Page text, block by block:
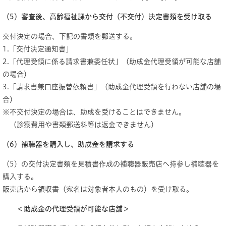
（5）審査後、高齢福祉課から交付（不交付）決定書類を受け取る
交付決定の場合、下記の書類を郵送する。
1.「交付決定通知書」
2.「代理受領に係る請求書兼委任状」（助成金代理受領が可能な店舗
の場合）
3.「請求書兼口座振替依頼書」（助成金代理受領を行わない店舗の場
合）
※不交付決定の場合は、助成を受けることはできません。
（診察費用や書類郵送料等は返金できません）
（6）補聴器を購入し、助成金を請求する
（5）の交付決定書類を見積書作成の補聴器販売店へ持参し補聴器を
購入する。
販売店から領収書（宛名は対象者本人のもの）を受け取る。
＜助成金の代理受領が可能な店舗＞